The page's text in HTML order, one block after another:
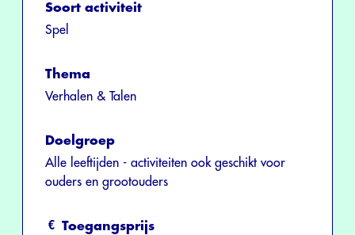
Soort activiteit
Spel
Thema
Verhalen & Talen
Doelgroep
Alle leeftijden - activiteiten ook geschikt voor
ouders en grootouders
Toegangsprijs